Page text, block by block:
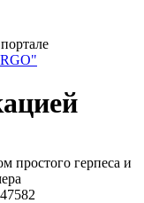
простого герпеса и